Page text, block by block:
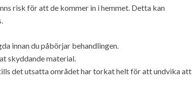
risk för att de kommer in i hemmet. Detta kan
innan du påbörjar behandlingen.
skyddande material.
det utsatta området har torkat helt för att undvika att